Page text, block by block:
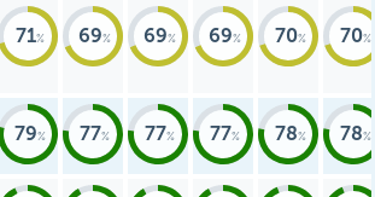
71 69 69 69 70 70
79 77 77 77 78 78